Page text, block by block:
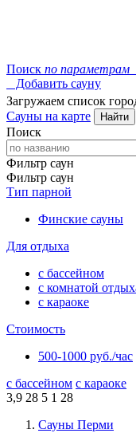
Поиск по параметрам
Добавить сауну
Загружаем список
Сауны на карте
Найти
Поиск
Фильтр саун
Фильтр саун
Тип парной
Финские сауны
Для отдыха
с бассейном
с комнатой
с караоке
Стоимость
500-1000 руб./час
с бассейном с караоке
3,9 28 5 1 28
Сауны Перми